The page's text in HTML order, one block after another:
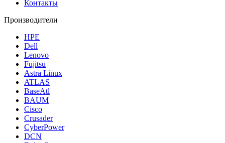
Контакты
Производители
HPE
Dell
Lenovo
Fujitsu
Astra Linux
ATLAS
BaseAtl
BAUM
Cisco
Crusader
CyberPower
DCN